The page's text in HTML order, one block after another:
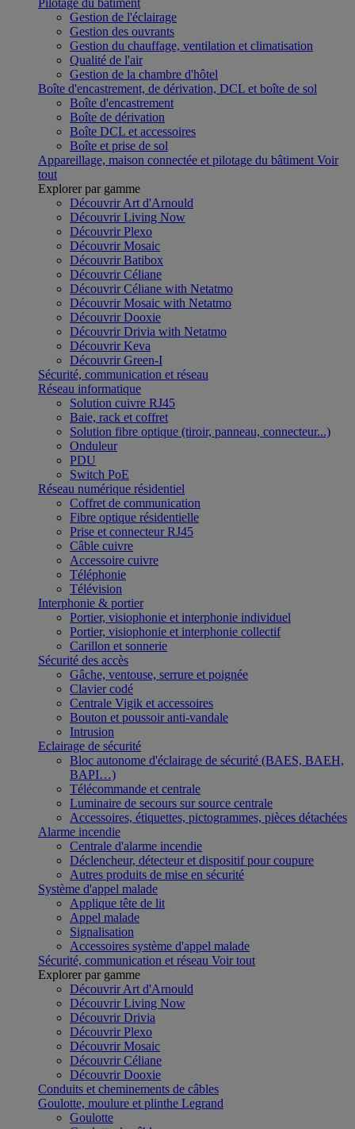
Pilotage du batiment
Gestion de l'éclairage
Gestion des ouvrants
Gestion du chauffage, ventilation et climatisation
Qualité de l'air
Gestion de la chambre d'hôtel
Boîte d'encastrement, de dérivation, DCL et boîte de sol
Boîte d'encastrement
Boîte de dérivation
Boîte DCL et accessoires
Boîte et prise de sol
Appareillage, maison connectée et pilotage du bâtiment Voir
tout
Explorer par gamme
Découvrir Art d'Arnould
Découvrir Living Now
Découvrir Plexo
Découvrir Mosaic
Découvrir Batibox
Découvrir Céliane
Découvrir Céliane with Netatmo
Découvrir Mosaic with Netatmo
Découvrir Dooxie
Découvrir Drivia with Netatmo
Découvrir Keva
Découvrir Green-I
Sécurité, communication et réseau
Réseau informatique
Solution cuivre RJ45
Baie, rack et coffret
Solution fibre optique (tiroir, panneau, connecteur...)
Onduleur
PDU
Switch PoE
Réseau numérique résidentiel
Coffret de communication
Fibre optique résidentielle
Prise et connecteur RJ45
Câble cuivre
Accessoire cuivre
Téléphonie
Télévision
Interphonie & portier
Portier, visiophonie et interphonie individuel
Portier, visiophonie et interphonie collectif
Carillon et sonnerie
Sécurité des accès
Gâche, ventouse, serrure et poignée
Clavier codé
Centrale Vigik et accessoires
Bouton et poussoir anti-vandale
Intrusion
Eclairage de sécurité
Bloc autonome d'éclairage de sécurité (BAES, BAEH,
BAPI…)
Télécommande et centrale
Luminaire de secours sur source centrale
Accessoires, étiquettes, pictogrammes, pièces détachées
Alarme incendie
Centrale d'alarme incendie
Déclencheur, détecteur et dispositif pour coupure
Autres produits de mise en sécurité
Système d'appel malade
Applique tête de lit
Appel malade
Signalisation
Accessoires système d'appel malade
Sécurité, communication et réseau Voir tout
Explorer par gamme
Découvrir Art d'Arnould
Découvrir Living Now
Découvrir Drivia
Découvrir Plexo
Découvrir Mosaic
Découvrir Céliane
Découvrir Dooxie
Conduits et cheminements de câbles
Goulotte, moulure et plinthe Legrand
Goulotte